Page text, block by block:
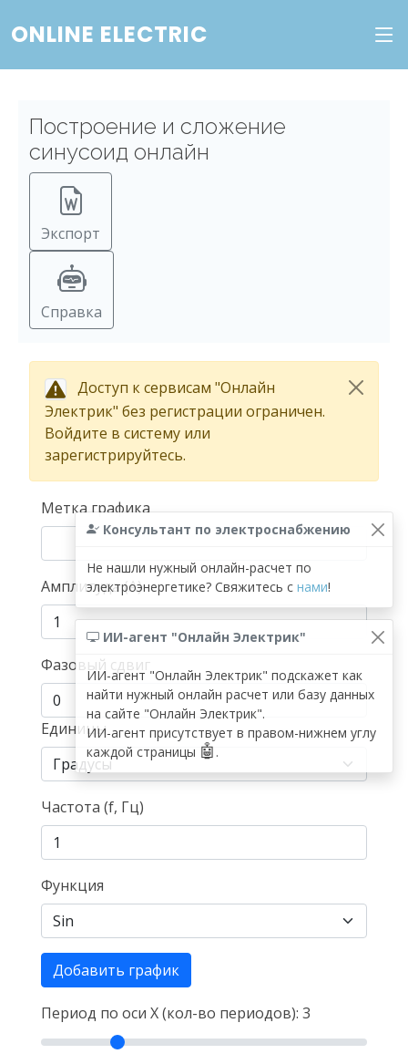
ONLINE ELECTRIC
Построение и сложение
синусоид онлайн
Экспорт
Справка
Доступ к сервисам "Онлайн
Электрик" без регистрации ограничен.
Войдите в систему или
зарегистрируйтесь.
Консультант по электроснабжению
Не нашли нужный онлайн-расчет по
электроэнергетике? Свяжитесь с нами!
ИИ-агент "Онлайн Электрик"
ИИ-агент "Онлайн Электрик" подскажет как
найти нужный онлайн расчет или базу данных
на сайте "Онлайн Электрик".
ИИ-агент присутствует в правом-нижнем углу
каждой страницы 🤖 .
Метка графика
Амплитуда (A)
Фазовый сдвиг
Единицы
Частота (f, Гц)
Функция
Добавить график
Период по оси X (кол-во периодов): 3